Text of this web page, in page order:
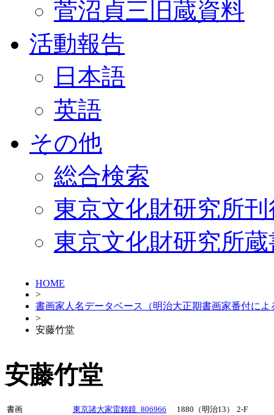
菅沼貞三旧蔵資料
活動報告
日本語
英語
その他
総合検索
東京文化財研究所
東京文化財研究所
HOME
>
書画家人名データベース（明治大正期書画家番付によ
>
安藤竹堂
安藤竹堂
書画 東京諸大家雷銘鏡_806966 1880（明治13）
2-F